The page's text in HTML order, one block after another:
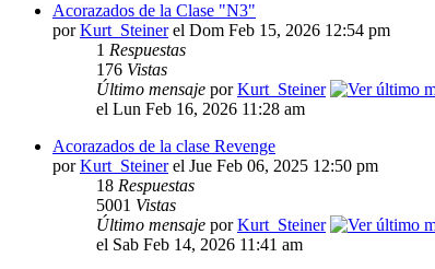
Acorazados de la Clase "N3"
porKurt_Steinerel Dom Feb 15, 2026 12:54 pm
1 Respuestas
176 Vistas
Último mensaje porKurt_Steiner
el Lun Feb 16, 2026 11:28 am
Acorazados de la clase Revenge
porKurt_Steinerel Jue Feb 06, 2025 12:50 pm
18 Respuestas
5001 Vistas
Último mensaje porKurt_Steiner
el Sab Feb 14, 2026 11:41 am